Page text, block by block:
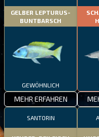
GELBER LEPTURUS-
BUNTBARSCH
GEWÖHNLICH
MEHR ERFAHREN
SANTORIN